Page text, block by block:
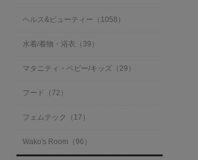
ヘルス&ビューティー（1058）
水着/着物・浴衣（39）
マタニティ・ベビー/キッズ（29）
フード（72）
フェムテック（17）
Wako's Room（96）